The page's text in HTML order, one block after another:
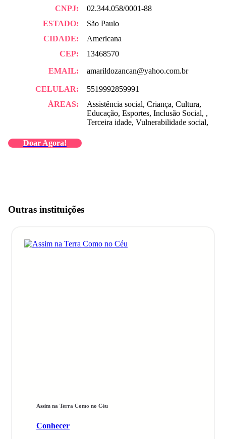
CNPJ:
ESTADO:
CIDADE:
CEP:
EMAIL:
02.344.058/0001-88
São Paulo
Americana
13468570
amarildozancan@yahoo.com.br
CELULAR:
ÁREAS:
5519992859991
Assistência social, Criança, Cultura,
Educação, Esportes, Inclusão Social, ,
Terceira idade, Vulnerabilidade social,
Doar Agora!
Outras instituições
Assim na Terra Como no Céu
Conhecer